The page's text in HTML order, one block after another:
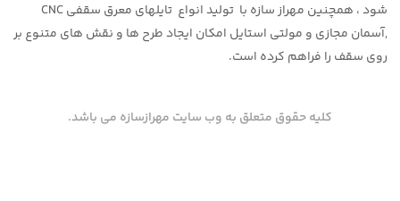
شود ، همچنین مهراز سازه با تولید انواع تایلهای معرق سقفی CNC
,آسمان مجازی و مولتی استایل امکان ایجاد طرح ها و نقش های متنوع بر
روی سقف را فراهم کرده است.
کلیه حقوق متعلق به وب سایت مهرازسازه می باشد.